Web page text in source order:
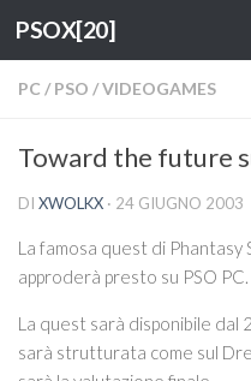
Salta al contenuto
PSOX[20]
PC / PSO /VIDEOGAMES
Toward the future
DI XWOLKX · 24 GIUGNO 2003
La famosa quest di
approderà presto su PSO PC.
La quest sarà disponibile dal
sarà strutturata come sul